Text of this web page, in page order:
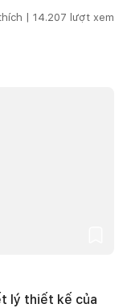
| 14.207 lượt xem
lý thiết kế của